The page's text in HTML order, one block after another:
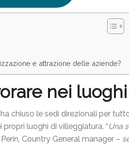
e attrazione delle aziende?
nei
chiuso le sedi direzionali per
luoghi di villeggiatura. “Una
Country General manager –